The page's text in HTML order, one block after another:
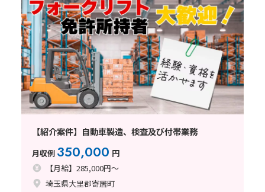
【紹介案件】自動車製造、検査及び付帯業務
月収例 350,000 円
【月給】285,000円～
埼玉県大里郡寄居町